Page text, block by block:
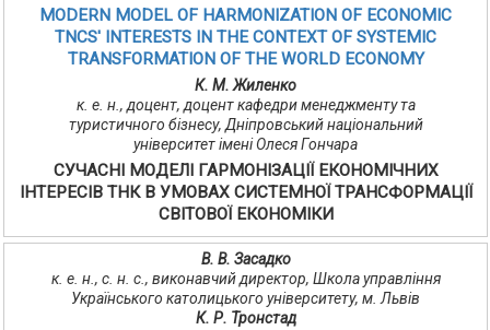
MODERN MODEL OF HARMONIZATION OF ECONOMIC
TNCS' INTERESTS IN THE CONTEXT OF SYSTEMIC
TRANSFORMATION OF THE WORLD ECONOMY
К. М. Жиленко
к. е. н., доцент, доцент кафедри менеджменту та
туристичного бізнесу, Дніпровський національний
університет імені Олеся Гончара
СУЧАСНІ МОДЕЛІ ГАРМОНІЗАЦІЇ ЕКОНОМІЧНИХ
ІНТЕРЕСІВ ТНК В УМОВАХ СИСТЕМНОЇ ТРАНСФОРМАЦІЇ
СВІТОВОЇ ЕКОНОМІКИ
В. В. Засадко
к. е. н., с. н. с., виконавчий директор, Школа управління
Українського католицького університету, м. Львів
К. Р. Тронстад